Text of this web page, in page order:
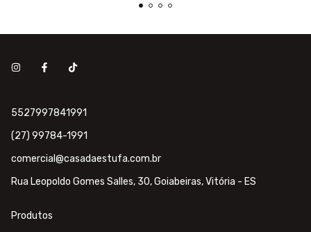
5527997841991
(27) 99784-1991
comercial@casadaestufa.com.br
Rua Leopoldo Gomes Salles, 30, Goiabeiras, Vitória - ES
Produtos